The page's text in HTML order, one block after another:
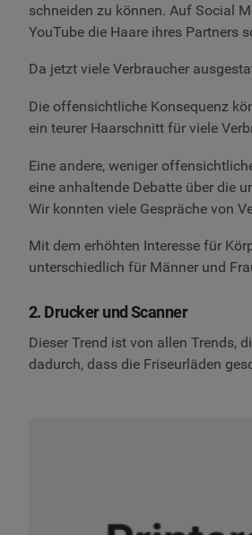
schneiden zu können. Auf Social
YouTube die Haare ihres Partners
Da jetzt viele Verbraucher
Die offensichtliche Konsequenz
ein teurer Haarschnitt für viele
Eine andere, weniger
eine anhaltende Debatte über die
Wir konnten viele Gespräche von
Mit dem erhöhten Interesse für
unterschiedlich für Männer und
2. Drucker und Scanner
Dieser Trend ist von allen Trends,
dadurch, dass die Friseurläden